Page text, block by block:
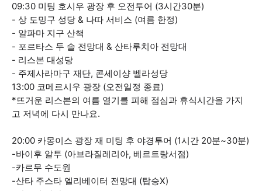
09:30 미팅 호시우 광장 후 오전투어 (3시간30분)
- 상 도밍구 성당 & 나따 서비스 (여름 한정)
- 알파마 지구 산책
- 포르타스 두 솔 전망대 & 산타루치아 전망대
- 리스본 대성당
- 주제사라마구 재단, 콘세이샹 벨라성당
13:00 코메르시우 광장 (오전일정 종료)
*뜨거운 리스본의 여름 열기를 피해 점심과 휴식시간을 가지
고 저녁에 다시 만나요.
20:00 카몽이스 광장 재 미팅 후 야경투어 (1시간 20분~30분)
-바이후 알투 (아브라질레리아, 베르트랑서점)
-카르무 수도원
-산타 주스타 엘리베이터 전망대 (탑승X)